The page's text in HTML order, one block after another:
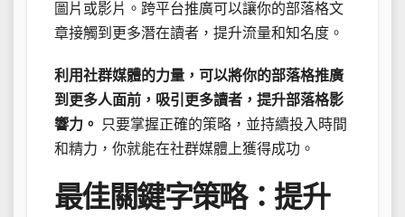
圖片或影片。跨平台推廣可以讓你的部落格文
章接觸到更多潛在讀者，提升流量和知名度。
利用社群媒體的力量，可以將你的部落格推廣
到更多人面前，吸引更多讀者，提升部落格影
響力。
只要掌握正確的策略，並持續投入時間
和精力，你就能在社群媒體上獲得成功。
最佳關鍵字策略：提升